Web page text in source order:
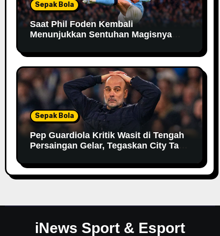
Sepak Bola
Saat Phil Foden Kembali
Menunjukkan Sentuhan Magisnya
Sepak Bola
Pep Guardiola Kritik Wasit di Tengah
Persaingan Gelar, Tegaskan City Tak
iNews Sport & Esport